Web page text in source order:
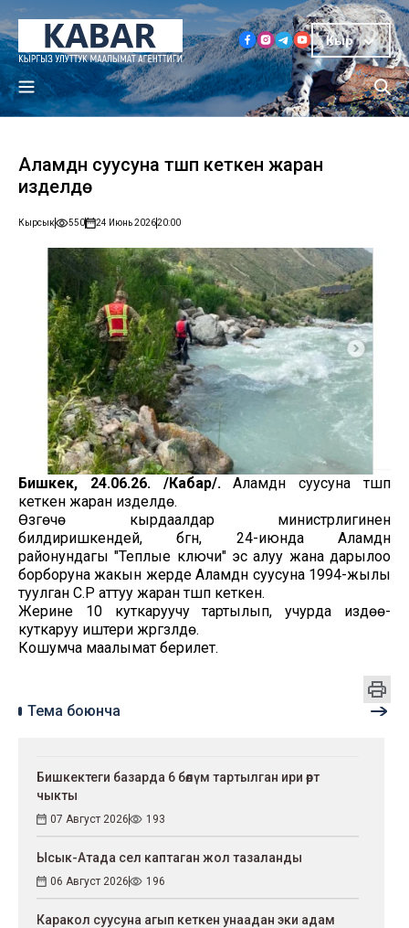
Кыр
Аламүдүн суусуна түшүп кеткен жаран
изделүүдө
Кырсык 550 24 Июнь 202620:00
Бишкек, 24.06.26. /Кабар/. Аламүдүн суусуна түшүп
кеткен жаран изделүүдө.
Өзгөчө кырдаалдар министрлигинен
билдиришкендей, бүгүн, 24-июнда Аламүдүн
районундагы "Теплые ключи" эс алуу жана дарылоо
борборуна жакын жерде Аламүдүн суусуна 1994-жылы
туулган С.Р аттуу жаран түшүп кеткен.
Жерине 10 куткаруучу тартылып, учурда издөө-
куткаруу иштери жүргүзүлүүдө.
Кошумча маалымат берилет.
Тема боюнча
Бишкектеги базарда 6 бөлүм тартылган ири өрт
чыкты
07 Август 2026 193
Ысык-Атада сел каптаган жол тазаланды
06 Август 2026 196
Каракол суусуна агып кеткен унаадан эки адам